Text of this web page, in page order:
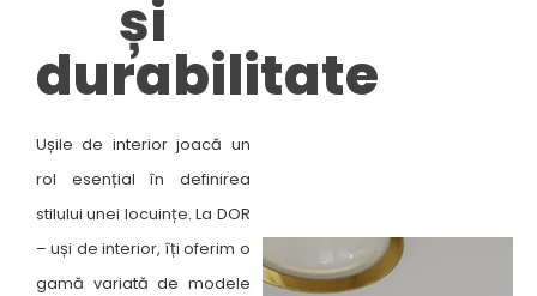
și
durabilitate​
Ușile de interior joacă un
rol esențial în definirea
stilului unei locuințe. La DOR
– uși de interior, îți oferim o
gamă variată de modele